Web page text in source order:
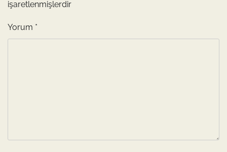
işaretlenmişlerdir
Yorum *